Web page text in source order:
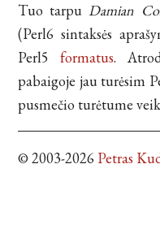
Tuo tarpuDamian
(Perl6 sintaksės
Perl5formatus.
pabaigoje jau turėsim
pusmečio turėtume
© 2003-2026 Petras